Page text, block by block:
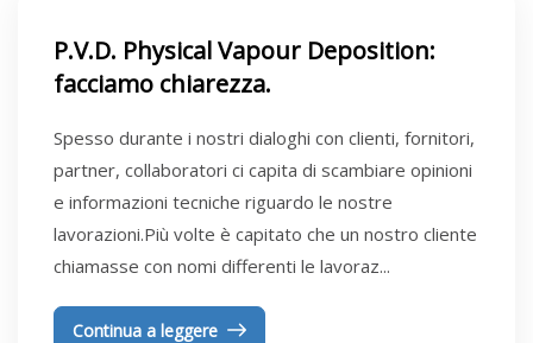
P.V.D. Physical Vapour Deposition:
facciamo chiarezza.
Spesso durante i nostri dialoghi con clienti, fornitori,
partner, collaboratori ci capita di scambiare opinioni
e informazioni tecniche riguardo le nostre
lavorazioni.Più volte è capitato che un nostro cliente
chiamasse con nomi differenti le lavoraz...
Continua a leggere